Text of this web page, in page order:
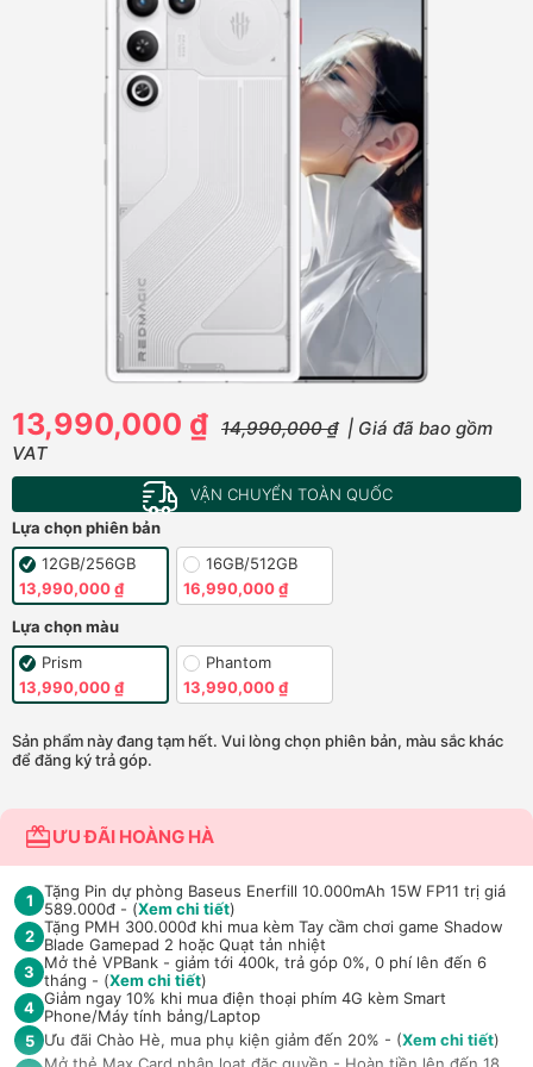
13,990,000 ₫ 14,990,000 ₫ | Giá đã bao gồm
VAT
VẬN CHUYỂN TOÀN QUỐC
Lựa chọn phiên bản
12GB/256GB
13,990,000 ₫
16GB/512GB
16,990,000 ₫
Lựa chọn màu
Prism
13,990,000 ₫
Phantom
13,990,000 ₫
Sản phẩm này đang tạm hết. Vui lòng chọn phiên bản, màu sắc khác
để đăng ký trả góp.
ƯU ĐÃI HOÀNG HÀ
1
Tặng Pin dự phòng Baseus Enerfill 10.000mAh 15W FP11 trị giá
589.000đ - (Xem chi tiết)
2 Tặng PMH 300.000đ khi mua kèm Tay cầm chơi game Shadow
Blade Gamepad 2 hoặc Quạt tản nhiệt
3
Mở thẻ VPBank - giảm tới 400k, trả góp 0%, 0 phí lên đến 6
tháng - (Xem chi tiết)
4 Giảm ngay 10% khi mua điện thoại phím 4G kèm Smart
Phone/Máy tính bảng/Laptop
5 Ưu đãi Chào Hè, mua phụ kiện giảm đến 20% - (Xem chi tiết)